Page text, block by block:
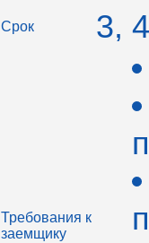
Срок 3,
Требования к
заемщику